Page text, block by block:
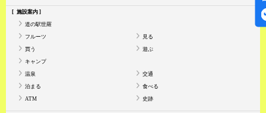
施設案内
道の駅世羅
フルーツ 見る
買う 遊ぶ
キャンプ
温泉 交通
泊まる 食べる
ATM 史跡